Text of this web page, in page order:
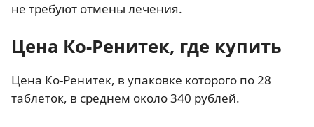
не требуют отмены лечения.
Цена Ко-Ренитек, где купить
Цена Ко-Ренитек, в упаковке которого по 28
таблеток, в среднем около 340 рублей.